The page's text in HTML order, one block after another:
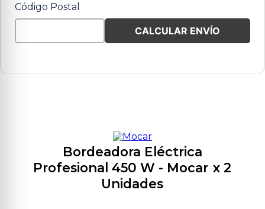
Código Postal
CALCULAR ENVÍO
Bordeadora Eléctrica
Profesional 450 W - Mocar x 2
Unidades